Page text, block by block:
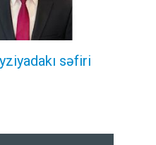
səfiri